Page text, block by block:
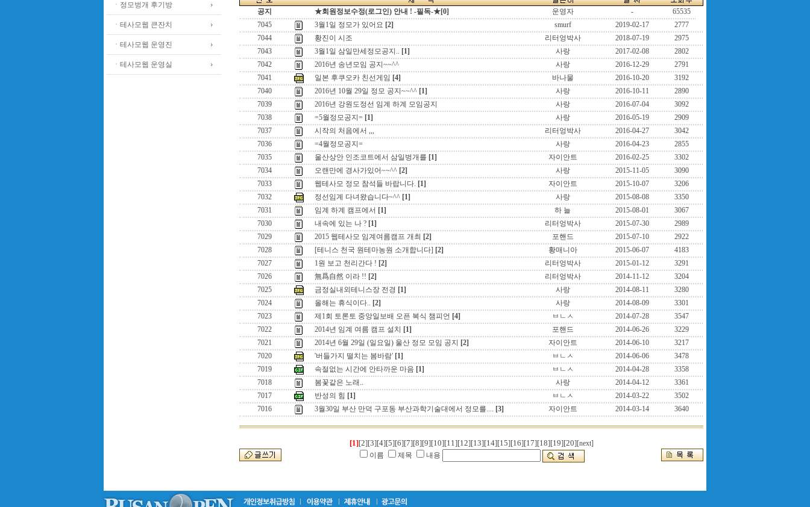
ㆍ정모벙개 후기방
ㆍ테사모웹 큰잔치
ㆍ테사모웹 운영진
ㆍ테사모웹 운영실
공지 ★회원정보수정(로그인) 안내 ! -필독-★[0] 운영자 -
65535
7045
3월1일 정모가 있어요 [2] smurf 2019-02-17
2777
7044
황진이 시조 리터엉박사 2018-07-19
2975
7043
3월1일 삼일만세정모공지.. [1] 사랑 2017-02-08
2802
7042
2016년 송년모임 공지~~^^ 사랑 2016-12-29
2791
7041
일본 후쿠오카 친선게임 [4] 바나물 2016-10-20
3192
7040
2016년 10월 29일 정모 공지~~^^ [1] 사랑 2016-10-11
2890
7039
2016년 강원도정선 임계 하계 모임공지 사랑 2016-07-04
3092
7038
=5월정모공지= [1] 사랑 2016-05-19
2909
7037
시작의 처음에서 ,,, 리터엉박사 2016-04-27
3042
7036
=4월정모공지= 사랑 2016-04-23
2855
7035
울산상안 인조코트에서 삼일벙개를 [1] 자이안트 2016-02-25
3302
7034
오랜만에 경사가있어~~^^ [2] 사랑 2015-11-05
3090
7033
웹테사모 정모 참석들 바랍니다. [1] 자이안트 2015-10-07
3206
7032
정선임계 다녀왔습니다~^^ [1] 사랑 2015-08-08
3350
7031
임계 하계 캠프에서 [1] 하 늘 2015-08-01
3067
7030
내속에 있는 나 ? [1] 리터엉박사 2015-07-30
2989
7029
2015 웹테사모 임계여름캠프 개최 [2] 포핸드 2015-07-10
2922
7028
[테니스 천국 원테마농원 소개합니다] [2] 황매니아 2015-06-07
4183
7027
1원 보고 천리간다 ! [2] 리터엉박사 2015-01-12
3291
7026
無爲自然 이라 !! [2] 리터엉박사 2014-11-12
3204
7025
금정실내외테니스장 전경 [1] 사랑 2014-08-11
3280
7024
올해는 휴식이다.. [2] 사랑 2014-08-09
3301
7023
제1회 토론토 중앙일보배 오픈 복식 챔피언 [4] ㅂㄴㅅ 2014-07-28
3547
7022
2014년 임계 여름 캠프 설치 [1] 포핸드 2014-06-26
3229
7021
2014년 6월 29일 (일요일) 울산 정모 모임 공지 [2] 자이안트 2014-06-10
3217
7020
'버들가지 떨치는 봄바람' [1] ㅂㄴㅅ 2014-06-06
3478
7019
속절없는 시간에 안타까운 마음 [1] ㅂㄴㅅ 2014-04-28
3358
7018
봄꽃같은 노래.. 사랑 2014-04-12
3361
7017
반성의 힘 [1] ㅂㄴㅅ 2014-03-22
3502
7016
3월30일 부산 만덕 구포동 부산과학기술대에서 정모를.... [3] 자이안트 2014-03-14 3640
[1][2][3][4][5][6][7][8][9][10][11][12][13][14][15][16][17][18][19][20][next]
이름
제목 내용